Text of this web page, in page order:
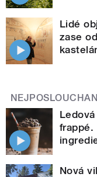
Lidé
zase
frappé.
Nová